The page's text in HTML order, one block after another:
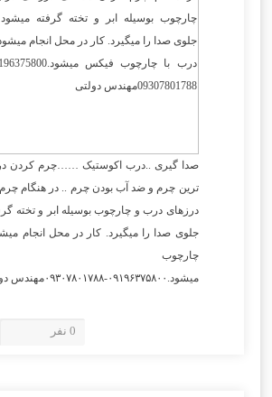
صدا گیری ..درب اکوستیک ……چرم کردن
ترین چرم و ضد آب بودن چرم .. در هنگام
درزهای درب و چارچوب بوسیله ابر و تخته
جلوی صدا را میگیرد. کار در محل انجام
چارچوب
میشود.۰۹۱۹۶۳۷۵۸۰۰-۰۹۳۰۷۸۰۱۷۸۸مهندس دولتی
0 نفر